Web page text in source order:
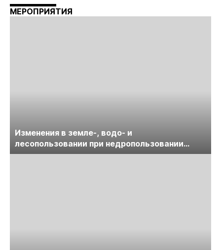
МЕРОПРИЯТИЯ
Изменения в земле-, водо- и
лесопользовании при недропользовании
обсудят на семинаре «ПравоТЭК»